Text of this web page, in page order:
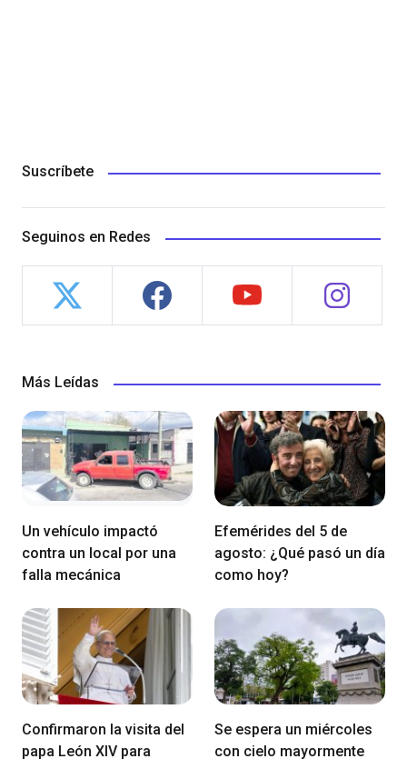
Suscríbete
Seguinos en Redes
Más Leídas
Un vehículo impactó
contra un local por una
falla mecánica
Efemérides del 5 de
agosto: ¿Qué pasó un día
como hoy?
Confirmaron la visita del
papa León XIV para
Se espera un miércoles
con cielo mayormente